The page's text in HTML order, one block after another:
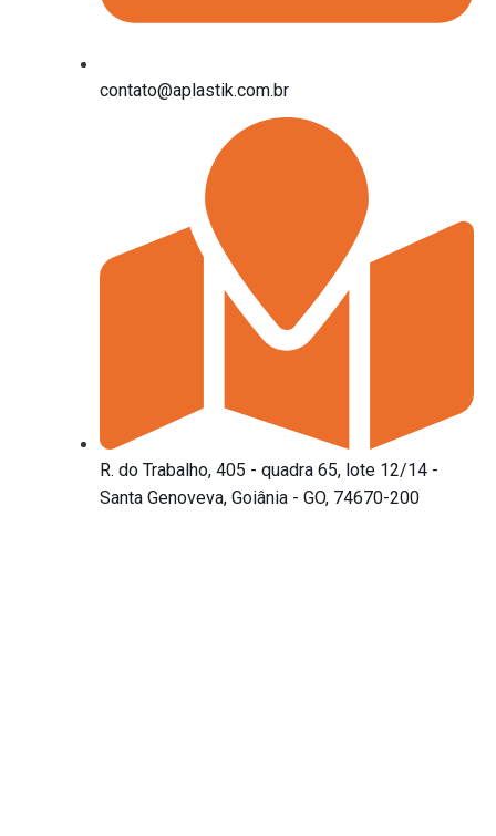
contato@aplastik.com.br
R. do Trabalho, 405 - quadra 65, lote 12/14 -
Santa Genoveva, Goiânia - GO, 74670-200